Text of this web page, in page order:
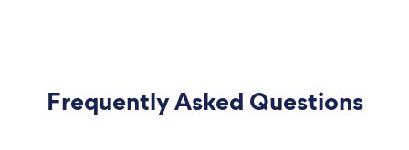
Frequently Asked Questions